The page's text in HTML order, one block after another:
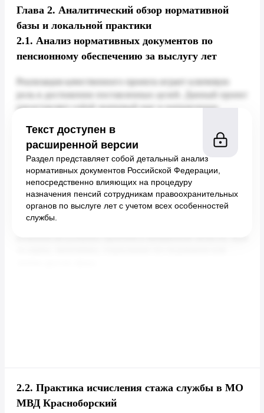
Глава 2. Аналитический обзор нормативной
базы и локальной практики
2.1. Анализ нормативных документов по
пенсионному обеспечению за выслугу лет
Текст доступен в
расширенной версии
Раздел представляет собой детальный анализ
нормативных документов Российской Федерации,
непосредственно влияющих на процедуру
назначения пенсий сотрудникам правоохранительных
органов по выслуге лет с учетом всех особенностей
службы.
2.2. Практика исчисления стажа службы в МО
МВД Красноборский